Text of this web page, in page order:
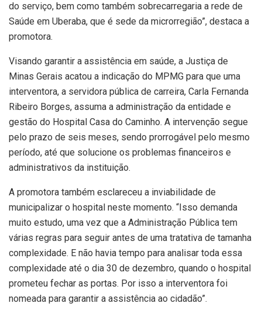
do serviço, bem como também sobrecarregaria a rede de
Saúde em Uberaba, que é sede da microrregião”, destaca a
promotora.
Visando garantir a assistência em saúde, a Justiça de
Minas Gerais acatou a indicação do MPMG para que uma
interventora, a servidora pública de carreira, Carla Fernanda
Ribeiro Borges, assuma a administração da entidade e
gestão do Hospital Casa do Caminho. A intervenção segue
pelo prazo de seis meses, sendo prorrogável pelo mesmo
período, até que solucione os problemas financeiros e
administrativos da instituição.
A promotora também esclareceu a inviabilidade de
municipalizar o hospital neste momento. “Isso demanda
muito estudo, uma vez que a Administração Pública tem
várias regras para seguir antes de uma tratativa de tamanha
complexidade. E não havia tempo para analisar toda essa
complexidade até o dia 30 de dezembro, quando o hospital
prometeu fechar as portas. Por isso a interventora foi
nomeada para garantir a assistência ao cidadão”.